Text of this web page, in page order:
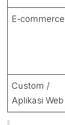
E-commerce
Custom /
Aplikasi Web